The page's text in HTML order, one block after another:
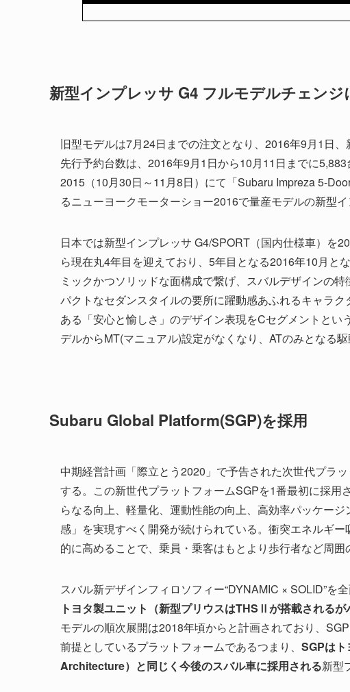
新型インプレッサ G4 フルモデルチェンジ
旧型モデルは7月24日までの注文となり、2016年9月1日
先行予約台数は、2016年9月1日から10月11日までに
2015（10月30日～11月8日）にて「Subaru Impreza 5-
るニューヨークモーターショー2016で量産モデルの新型イ
日本では新型インプレッサ G4/SPORT（国内仕様車）を
ら現在丸4年目を迎えており、5年目となる2016年10月と
ミックかつソリッドな面構成で繋げ、スバルデザインの
パクトなセダンスタイルの要所に躍動感あふれるキャラ
ある「安心と愉しさ」のデザイン表現をCセグメントと
デルからMT(マニュアル)設定がなくなり、ATのみとなる
Subaru Global Platform(SGP)を採用
中期経営計画「際立とう2020」で予告された次世代プラ
する。この新世代プラットフォームSGPを1番最初に採用
らなる向上、軽量化、運動性能の向上、高効率パッケー
感」を実現すべく開発が続けられている。衝突エネルギ
的に高めることで、乗員・乗客はもとより歩行者など周囲
スバル新デザインフィロソフィー“DYNAMIC × SOLID”を
トヨタ製ユニット（新型プリウスはTHSⅡが搭載されるが
モデルの順次展開は2018年頃からと計画されており、
前提としているプラットフォームであるつまり、 SGPは
Architecture）と同じく今後のスバル車に採用される新型